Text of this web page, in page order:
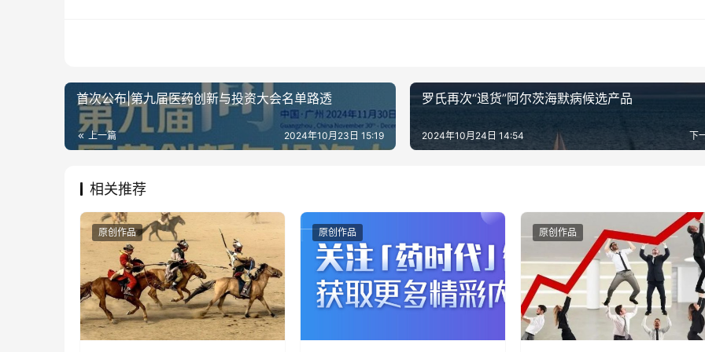
首次公布|第九届医药创新与投资大会名单路透
上一篇 2024年10月23日 15:19
罗氏再次“退货”阿尔茨海默病候选产品
下
2024年10月24日 14:54
相关推荐
原创作品 原创作品 原创作品